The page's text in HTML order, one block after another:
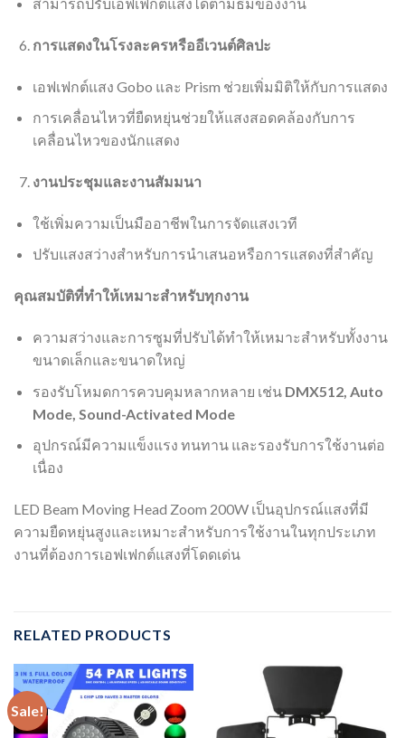
การแสดงในโรงละครหรืออีเวนต์ศิลปะ
เอฟเฟกต์แสง Gobo และ Prism ช่วยเพิ่มมิติให้กับการแสดง
การเคลื่อนไหวที่ยืดหยุ่นช่วยให้แสงสอดคล้องกับการ
เคลื่อนไหวของนักแสดง
งานประชุมและงานสัมมนา
ใช้เพิ่มความเป็นมืออาชีพในการจัดแสงเวที
ปรับแสงสว่างสำหรับการนำเสนอหรือการแสดงที่สำคัญ
คุณสมบัติที่ทำให้เหมาะสำหรับทุกงาน
ความสว่างและการซูมที่ปรับได้ทำให้เหมาะสำหรับทั้งงาน
ขนาดเล็กและขนาดใหญ่
รองรับโหมดการควบคุมหลากหลาย เช่น DMX512, Auto
Mode, Sound-Activated Mode
อุปกรณ์มีความแข็งแรง ทนทาน และรองรับการใช้งานต่อ
เนื่อง
LED Beam Moving Head Zoom 200W เป็นอุปกรณ์แสงที่มี
ความยืดหยุ่นสูงและเหมาะสำหรับการใช้งานในทุกประเภท
งานที่ต้องการเอฟเฟกต์แสงที่โดดเด่น
RELATED PRODUCTS
Sale!